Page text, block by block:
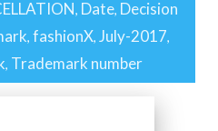
, Date, Decision
, fashionX, July-2017,
, Trademark number